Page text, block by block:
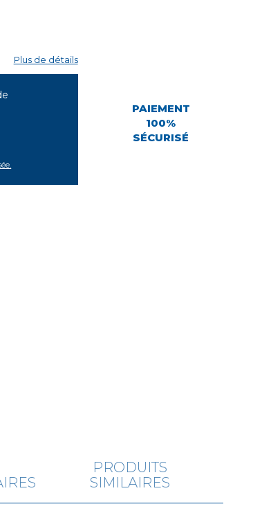
Plus de détails
PAIEMENT
100%
SÉCURISÉ
PRODUITS
SIMILAIRES